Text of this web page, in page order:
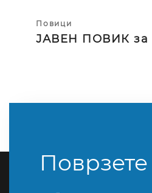
Повици
ЈАВЕН ПОВИК за
Поврзете